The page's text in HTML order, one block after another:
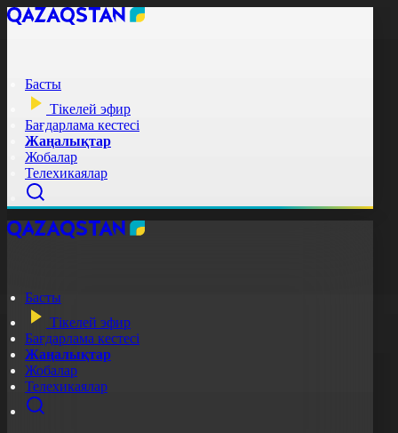
Басты
Тікелей эфир
Бағдарлама кестесі
Жаңалықтар
Жобалар
Телехикаялар
Басты
Тікелей эфир
Бағдарлама кестесі
Жаңалықтар
Жобалар
Телехикаялар